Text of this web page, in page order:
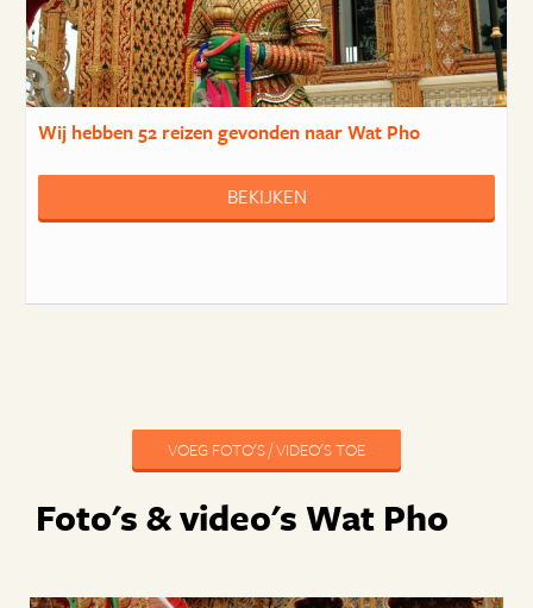
Wij hebben52 reizengevonden naar Wat Pho
BEKIJKEN
VOEG FOTO'S / VIDEO'S TOE
Foto's & video's Wat Pho